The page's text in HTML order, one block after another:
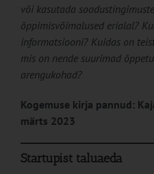
või kasutada
õppimisvõimalused erialal?
informatsiooni? Kuidas on
mis on nende suurimad
arengukohad?
Kogemuse kirja pannud:
märts 2023
Startupist taluaeda